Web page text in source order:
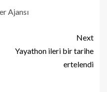
Ajansı
Next
Yayathon ileri bir tarihe
ertelendi